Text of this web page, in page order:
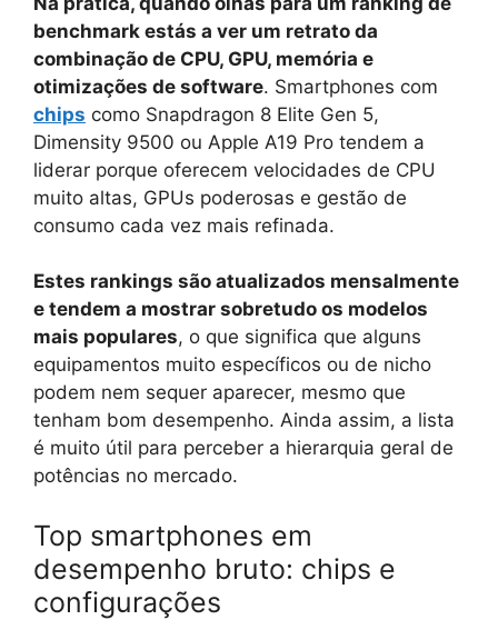
benchmark estás a ver um retrato da
combinação de CPU, GPU, memória e
otimizações de software. Smartphones com
chips como Snapdragon 8 Elite Gen 5,
Dimensity 9500 ou Apple A19 Pro tendem a
liderar porque oferecem velocidades de CPU
muito altas, GPUs poderosas e gestão de
consumo cada vez mais refinada.
Estes rankings são atualizados mensalmente
e tendem a mostrar sobretudo os modelos
mais populares, o que significa que alguns
equipamentos muito específicos ou de nicho
podem nem sequer aparecer, mesmo que
tenham bom desempenho. Ainda assim, a lista
é muito útil para perceber a hierarquia geral de
potências no mercado.
Top smartphones em
desempenho bruto: chips e
configurações